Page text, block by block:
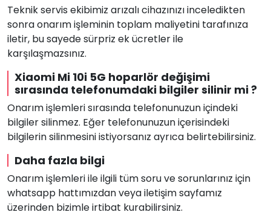
Teknik servis ekibimiz arızalı cihazınızı inceledikten
sonra onarım işleminin toplam maliyetini tarafınıza
iletir, bu sayede sürpriz ek ücretler ile
karşılaşmazsınız.
Xiaomi Mi 10i 5G hoparlör değişimi
sırasında telefonumdaki bilgiler silinir mi ?
Onarım işlemleri sırasında telefonunuzun içindeki
bilgiler silinmez. Eğer telefonunuzun içerisindeki
bilgilerin silinmesini istiyorsanız ayrıca belirtebilirsiniz.
Daha fazla bilgi
Onarım işlemleri ile ilgili tüm soru ve sorunlarınız için
whatsapp hattımızdan veya iletişim sayfamız
üzerinden bizimle irtibat kurabilirsiniz.